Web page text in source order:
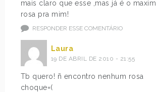
mais claro que esse ,mas já é o
rosa pra mim!
RESPONDER ESSE COMENTÁRIO
Laura
19 DE ABRIL DE 2010 - 21:55
Tb quero! ñ encontro nenhum rosa
choque=(